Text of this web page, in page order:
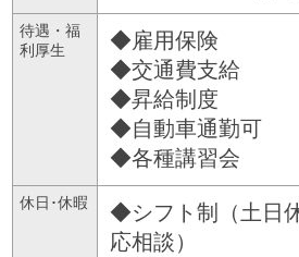
待遇・福
利厚生
◆雇用保険
◆交通費支給
◆昇給制度
◆自動車通勤可
◆各種講習会
休日･休暇
◆シフト制（土日
応相談）